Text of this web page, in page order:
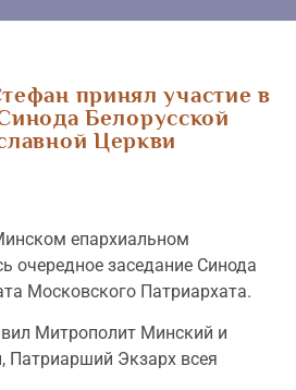
принял участие в
Белорусской
Церкви
епархиальном
очередное заседание Синода
Московского Патриархата.
Митрополит Минский и
Патриарший Экзарх всея